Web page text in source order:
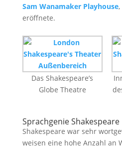
Sam Wanamaker Playhouse,
eröffnete.
Das Shakespeare’s
Globe Theatre
Sprachgenie Shakespeare
Shakespeare war sehr
weisen eine hohe Anzahl an